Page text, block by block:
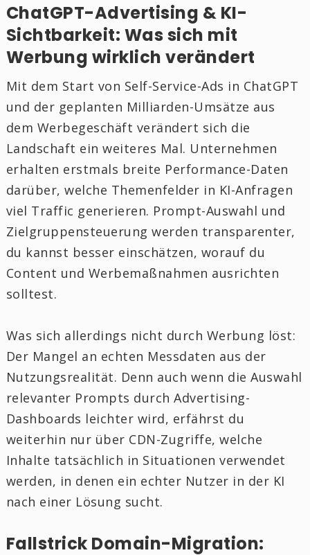
ChatGPT-Advertising & KI-
Sichtbarkeit: Was sich mit
Werbung wirklich verändert
Mit dem Start von Self-Service-Ads in ChatGPT
und der geplanten Milliarden-Umsätze aus
dem Werbegeschäft verändert sich die
Landschaft ein weiteres Mal. Unternehmen
erhalten erstmals breite Performance-Daten
darüber, welche Themenfelder in KI-Anfragen
viel Traffic generieren. Prompt-Auswahl und
Zielgruppensteuerung werden transparenter,
du kannst besser einschätzen, worauf du
Content und Werbemaßnahmen ausrichten
solltest.
Was sich allerdings nicht durch Werbung löst:
Der Mangel an echten Messdaten aus der
Nutzungsrealität. Denn auch wenn die Auswahl
relevanter Prompts durch Advertising-
Dashboards leichter wird, erfährst du
weiterhin nur über CDN-Zugriffe, welche
Inhalte tatsächlich in Situationen verwendet
werden, in denen ein echter Nutzer in der KI
nach einer Lösung sucht.
Fallstrick Domain-Migration: